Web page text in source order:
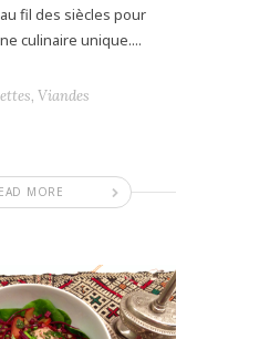
fil des siècles pour
culinaire unique....
MORE
, Viandes